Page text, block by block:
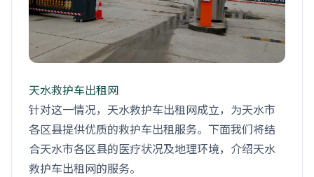
天水救护车出租网
针对这一情况，天水救护车出租网成立，为天水市
各区县提供优质的救护车出租服务。下面我们将结
合天水市各区县的医疗状况及地理环境，介绍天水
救护车出租网的服务。